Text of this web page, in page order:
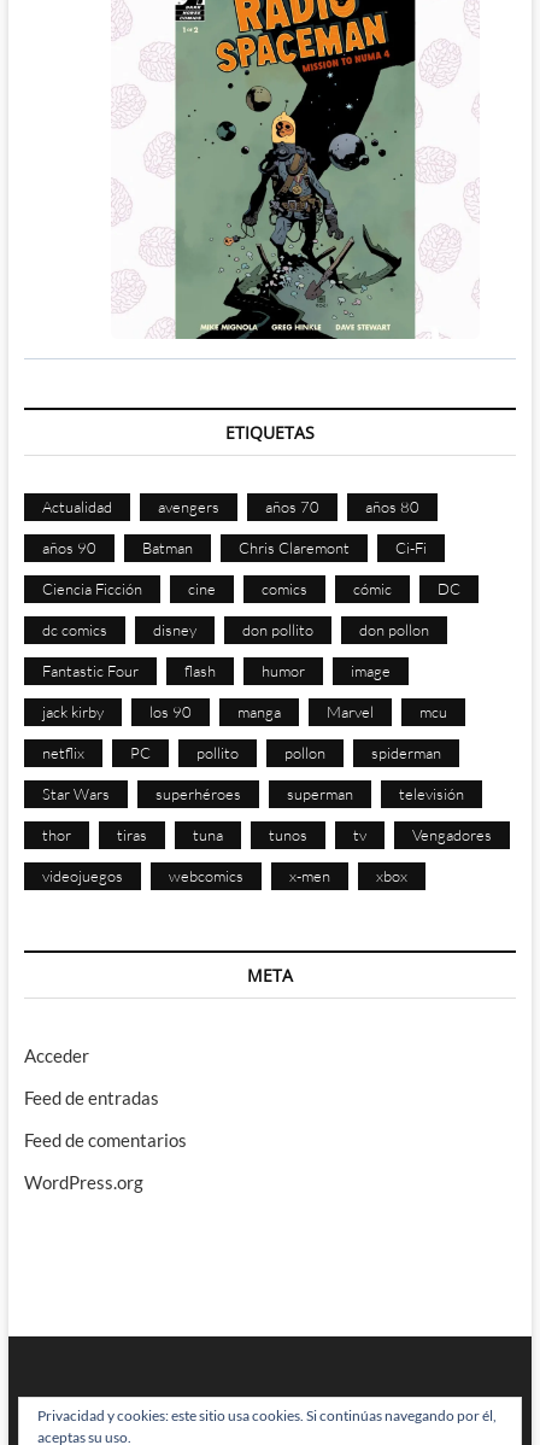
ETIQUETAS
Actualidad avengers años 70 años 80
años 90 Batman Chris Claremont Ci-Fi
Ciencia Ficción cine comics cómic DC
dc comics disney don pollito don pollon
Fantastic Four flash humor image
jack kirby los 90 manga Marvel mcu
netflix PC pollito pollon spiderman
Star Wars superhéroes superman televisión
thor tiras tuna tunos tv Vengadores
videojuegos webcomics x-men xbox
META
Acceder
Feed de entradas
Feed de comentarios
WordPress.org
Privacidad y cookies: este sitio usa cookies. Si continúas navegando por él,
aceptas su uso.